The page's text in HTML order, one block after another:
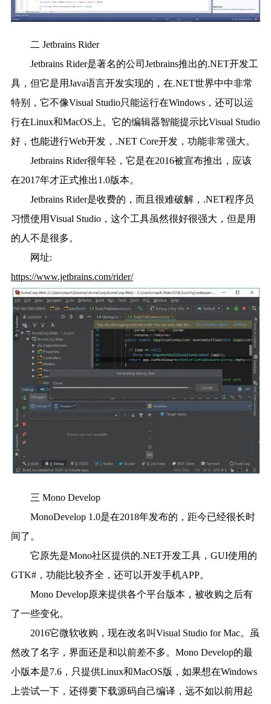
二 Jetbrains Rider
Jetbrains Rider是著名的公司Jetbrains推出的.NET开发工
具，但它是用Java语言开发实现的，在.NET世界中中非常
特别，它不像Visual Studio只能运行在Windows，还可以运
行在Linux和MacOS上。它的编辑器智能提示比Visual Studio
好，也能进行Web开发，.NET Core开发，功能非常强大。
Jetbrains Rider很年轻，它是在2016被宣布推出，应该
在2017年才正式推出1.0版本。
Jetbrains Rider是收费的，而且很难破解，.NET程序员
习惯使用Visual Studio，这个工具虽然很好很强大，但是用
的人不是很多。
网址:
https://www.jetbrains.com/rider/
三 Mono Develop
MonoDevelop 1.0是在2018年发布的，距今已经很长时
间了。
它原先是Mono社区提供的.NET开发工具，GUI使用的
GTK#，功能比较齐全，还可以开发手机APP。
Mono Develop原来提供各个平台版本，被收购之后有
了一些变化。
2016它微软收购，现在改名叫Visual Studio for Mac。虽
然改了名字，界面还是和以前差不多。Mono Develop的最
小版本是7.6，只提供Linux和MacOS版，如果想在Windows
上尝试一下，还得要下载源码自己编译，远不如以前用起